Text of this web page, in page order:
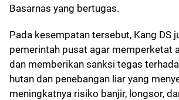
Basarnas yang bertugas.
Pada kesempatan tersebut, Kang DS
pemerintah pusat agar memperketat
dan memberikan sanksi tegas
hutan dan penebangan liar yang
meningkatnya risiko banjir, longsor,